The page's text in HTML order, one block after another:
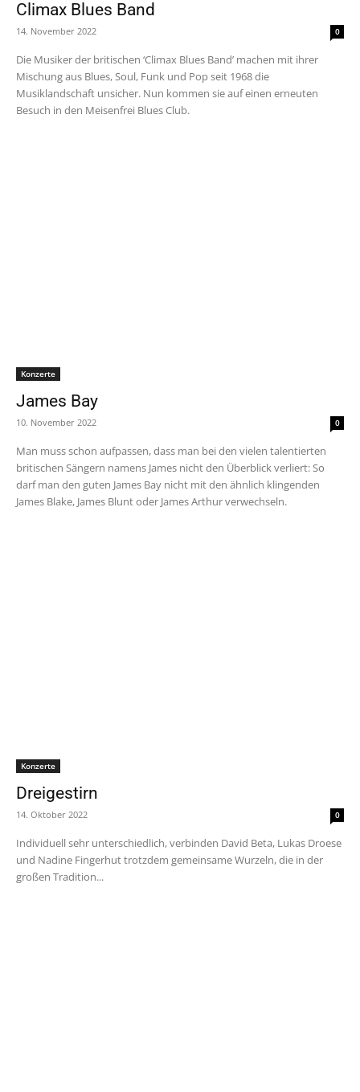
Climax Blues Band
14. November 2022 0
Die Musiker der britischen ‘Climax Blues Band’ machen mit ihrer
Mischung aus Blues, Soul, Funk und Pop seit 1968 die
Musiklandschaft unsicher. Nun kommen sie auf einen erneuten
Besuch in den Meisenfrei Blues Club.
Konzerte
James Bay
10. November 2022 0
Man muss schon aufpassen, dass man bei den vielen talentierten
britischen Sängern namens James nicht den Überblick verliert: So
darf man den guten James Bay nicht mit den ähnlich klingenden
James Blake, James Blunt oder James Arthur verwechseln.
Konzerte
Dreigestirn
14. Oktober 2022 0
Individuell sehr unterschiedlich, verbinden David Beta, Lukas Droese
und Nadine Fingerhut trotzdem gemeinsame Wurzeln, die in der
großen Tradition...